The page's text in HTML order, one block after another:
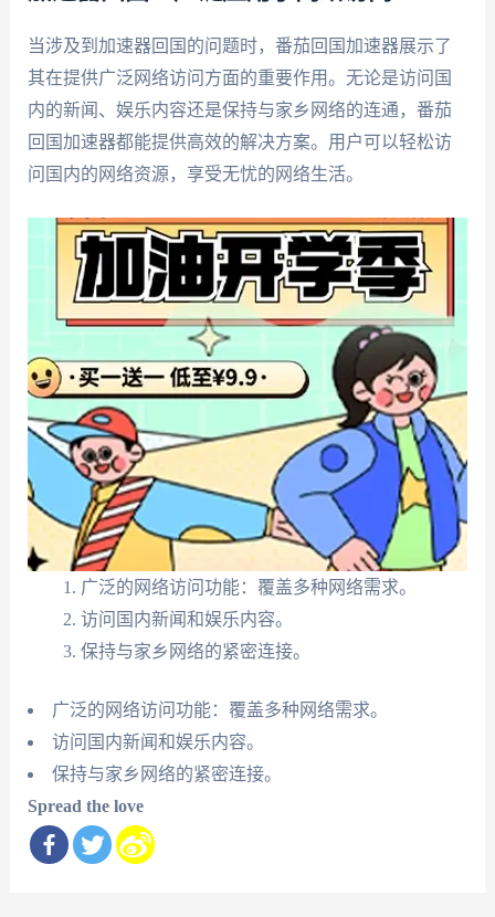
当涉及到加速器回国的问题时，番茄回国加速器展示了
其在提供广泛网络访问方面的重要作用。无论是访问国
内的新闻、娱乐内容还是保持与家乡网络的连通，番茄
回国加速器都能提供高效的解决方案。用户可以轻松访
问国内的网络资源，享受无忧的网络生活。
广泛的网络访问功能：覆盖多种网络需求。
访问国内新闻和娱乐内容。
保持与家乡网络的紧密连接。
广泛的网络访问功能：覆盖多种网络需求。
访问国内新闻和娱乐内容。
保持与家乡网络的紧密连接。
Spread the love